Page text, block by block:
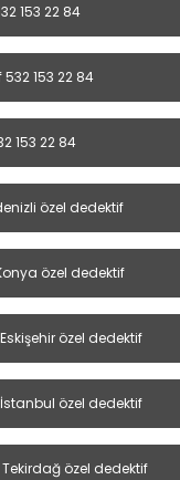
153 22 84
532 153 22 84
153 22 84
özel dedektif
özel dedektif
özel dedektif
özel dedektif
özel dedektif